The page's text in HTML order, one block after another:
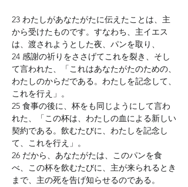
23 わたしがあなたがたに伝えたことは、主
から受けたものです。すなわち、主イエス
は、渡されようとした夜、パンを取り、
24 感謝の祈りをささげてこれを裂き、そし
て言われた、「これはあなたがたのための、
わたしのからだである。わたしを記念して、
これを行え」。
25 食事の後に、杯をも同じようにして言わ
れた、「この杯は、わたしの血による新しい
契約である。飲むたびに、わたしを記念し
て、これを行え」。
26 だから、あなたがたは、このパンを食
べ、この杯を飲むたびに、主が来られるとき
まで、主の死を告げ知らせるのである。